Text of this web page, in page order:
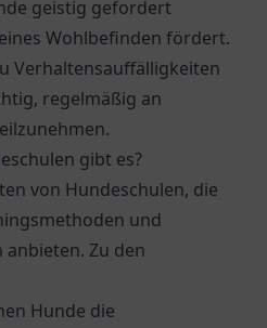
geistig gefordert
Wohlbefinden fördert.
Verhaltensauffälligkeiten
regelmäßig an
gibt es?
von Hundeschulen, die
und
Zu den
Hunde die